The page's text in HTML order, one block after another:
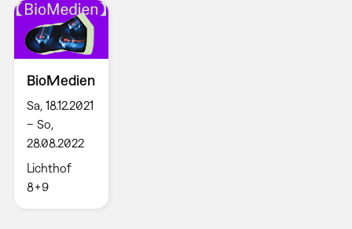
BioMedien
Sa, 18.12.2021
– So,
28.08.2022
Lichthof
8+9